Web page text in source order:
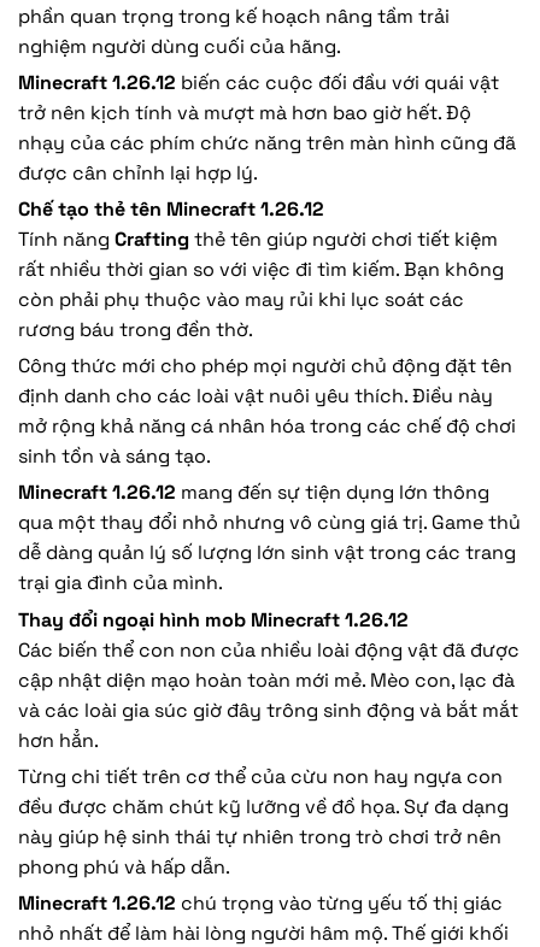
phần quan trọng trong kế hoạch nâng tầm trải
nghiệm người dùng cuối của hãng.
Minecraft 1.26.12 biến các cuộc đối đầu với quái vật
trở nên kịch tính và mượt mà hơn bao giờ hết. Độ
nhạy của các phím chức năng trên màn hình cũng đã
được cân chỉnh lại hợp lý.
Chế tạo thẻ tên Minecraft 1.26.12
Tính năng Craftingthẻ tên giúp người chơi tiết kiệm
rất nhiều thời gian so với việc đi tìm kiếm. Bạn không
còn phải phụ thuộc vào may rủi khi lục soát các
rương báu trong đền thờ.
Công thức mới cho phép mọi người chủ động đặt tên
định danh cho các loài vật nuôi yêu thích. Điều này
mở rộng khả năng cá nhân hóa trong các chế độ chơi
sinh tồn và sáng tạo.
Minecraft 1.26.12 mang đến sự tiện dụng lớn thông
qua một thay đổi nhỏ nhưng vô cùng giá trị. Game thủ
dễ dàng quản lý số lượng lớn sinh vật trong các trang
trại gia đình của mình.
Thay đổi ngoại hình mob Minecraft 1.26.12
Các biến thể con non của nhiều loài động vật đã được
cập nhật diện mạo hoàn toàn mới mẻ. Mèo con, lạc đà
và các loài gia súc giờ đây trông sinh động và bắt mắt
hơn hẳn.
Từng chi tiết trên cơ thể của cừu non hay ngựa con
đều được chăm chút kỹ lưỡng về đồ họa. Sự đa dạng
này giúp hệ sinh thái tự nhiên trong trò chơi trở nên
phong phú và hấp dẫn.
Minecraft 1.26.12 chú trọng vào từng yếu tố thị giác
nhỏ nhất để làm hài lòng người hâm mộ. Thế giới khối